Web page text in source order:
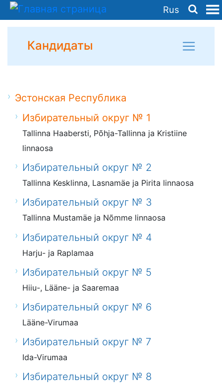
Rus
Кандидаты
Эстонская Республика
Избирательный округ № 1
Tallinna Haabersti, Põhja-Tallinna ja Kristiine
linnaosa
Избирательный округ № 2
Tallinna Kesklinna, Lasnamäe ja Pirita linnaosa
Избирательный округ № 3
Tallinna Mustamäe ja Nõmme linnaosa
Избирательный округ № 4
Harju- ja Raplamaa
Избирательный округ № 5
Hiiu-, Lääne- ja Saaremaa
Избирательный округ № 6
Lääne-Virumaa
Избирательный округ № 7
Ida-Virumaa
Избирательный округ № 8